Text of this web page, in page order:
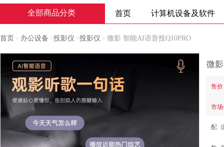
全部商品分类 首页 计算机设备及软件
首页 > 办公设备 >投影仪 >投影仪 > 微影 智能AI语音投Q10PRO
微
售
市
配